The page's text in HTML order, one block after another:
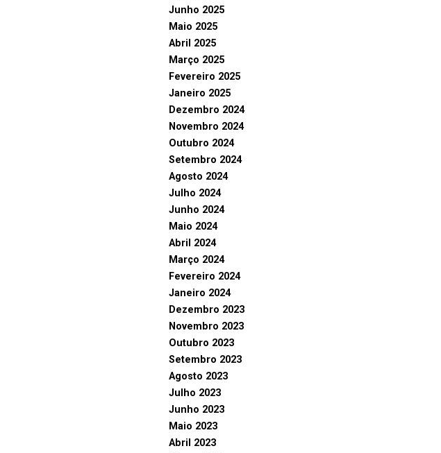
Junho 2025
Maio 2025
Abril 2025
Março 2025
Fevereiro 2025
Janeiro 2025
Dezembro 2024
Novembro 2024
Outubro 2024
Setembro 2024
Agosto 2024
Julho 2024
Junho 2024
Maio 2024
Abril 2024
Março 2024
Fevereiro 2024
Janeiro 2024
Dezembro 2023
Novembro 2023
Outubro 2023
Setembro 2023
Agosto 2023
Julho 2023
Junho 2023
Maio 2023
Abril 2023